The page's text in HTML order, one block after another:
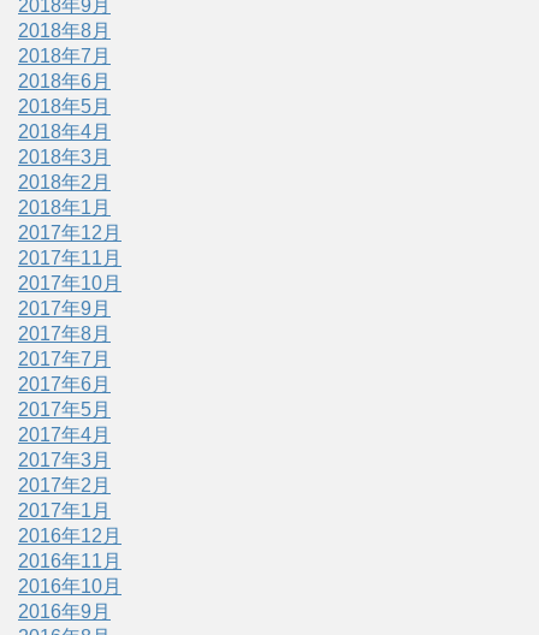
2018年9月
2018年8月
2018年7月
2018年6月
2018年5月
2018年4月
2018年3月
2018年2月
2018年1月
2017年12月
2017年11月
2017年10月
2017年9月
2017年8月
2017年7月
2017年6月
2017年5月
2017年4月
2017年3月
2017年2月
2017年1月
2016年12月
2016年11月
2016年10月
2016年9月